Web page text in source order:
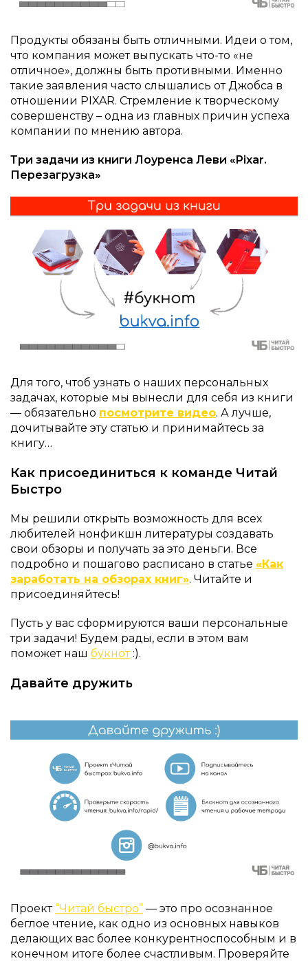
Продукты обязаны быть отличными. Идеи о том,
что компания может выпускать что-то «не
отличное», должны быть противными. Именно
такие заявления часто слышались от Джобса в
отношении PIXAR. Стремление к творческому
совершенству – одна из главных причин успеха
компании по мнению автора.
Три задачи из книги Лоуренса Леви «Pixar.
Перезагрузка»
Для того, чтоб узнать о наших персональных
задачах, которые мы вынесли для себя из книги
— обязательно посмотрите видео. А лучше,
дочитывайте эту статью и принимайтесь за
книгу…
Как присоединиться к команде Читай
Быстро
Мы решили открыть возможность для всех
любителей нонфикшн литературы создавать
свои обзоры и получать за это деньги. Все
подробно и пошагово расписано в статье «Как
заработать на обзорах книг». Читайте и
присоединяйтесь!
Пусть у вас сформируются ваши персональные
три задачи! Будем рады, если в этом вам
поможет наш букнот:).
Давайте дружить
Проект “Читай быстро” — это про осознанное
беглое чтение, как одно из основных навыков
делающих вас более конкурентноспособным и в
конечном итоге более счастливым. Проверяйте